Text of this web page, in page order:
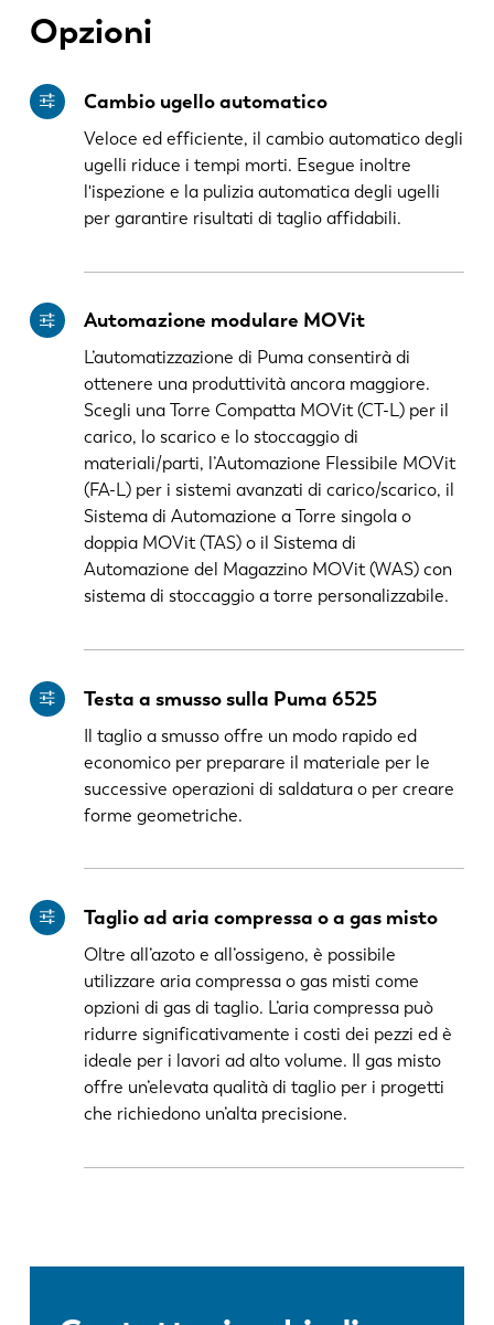
Opzioni
Cambio ugello automatico
Veloce ed efficiente, il cambio automatico degli
ugelli riduce i tempi morti. Esegue inoltre
l'ispezione e la pulizia automatica degli ugelli
per garantire risultati di taglio affidabili.
Automazione modulare MOVit
L’automatizzazione di Puma consentirà di
ottenere una produttività ancora maggiore.
Scegli una Torre Compatta MOVit (CT-L) per il
carico, lo scarico e lo stoccaggio di
materiali/parti, l’Automazione Flessibile MOVit
(FA-L) per i sistemi avanzati di carico/scarico, il
Sistema di Automazione a Torre singola o
doppia MOVit (TAS) o il Sistema di
Automazione del Magazzino MOVit (WAS) con
sistema di stoccaggio a torre personalizzabile.
Testa a smusso sulla Puma 6525
Il taglio a smusso offre un modo rapido ed
economico per preparare il materiale per le
successive operazioni di saldatura o per creare
forme geometriche.
Taglio ad aria compressa o a gas misto
Oltre all’azoto e all’ossigeno, è possibile
utilizzare aria compressa o gas misti come
opzioni di gas di taglio. L’aria compressa può
ridurre significativamente i costi dei pezzi ed è
ideale per i lavori ad alto volume. Il gas misto
offre un’elevata qualità di taglio per i progetti
che richiedono un’alta precisione.